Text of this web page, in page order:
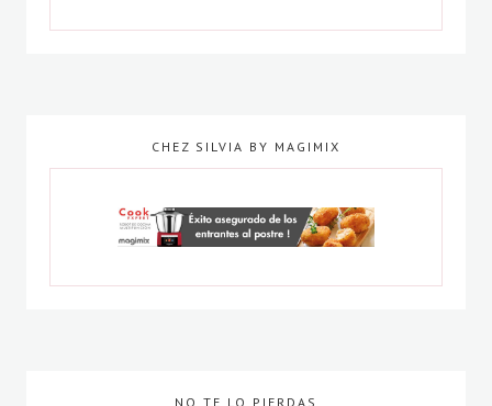
CHEZ SILVIA BY MAGIMIX
NO TE LO PIERDAS